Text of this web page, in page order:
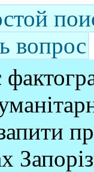
вопрос